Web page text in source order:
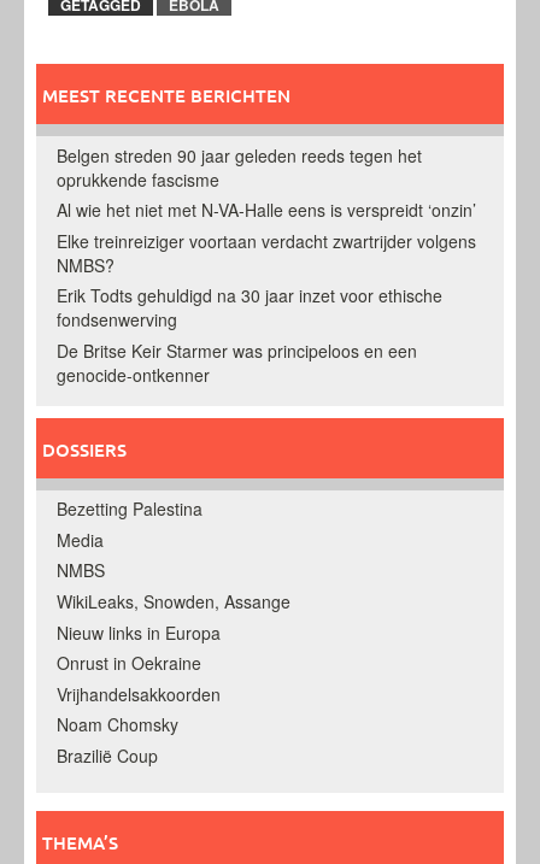
GETAGGED EBOLA
MEEST RECENTE BERICHTEN
Belgen streden 90 jaar geleden reeds tegen het
oprukkende fascisme
Al wie het niet met N-VA-Halle eens is verspreidt ‘onzin’
Elke treinreiziger voortaan verdacht zwartrijder volgens
NMBS?
Erik Todts gehuldigd na 30 jaar inzet voor ethische
fondsenwerving
De Britse Keir Starmer was principeloos en een
genocide-ontkenner
DOSSIERS
Bezetting Palestina
Media
NMBS
WikiLeaks, Snowden, Assange
Nieuw links in Europa
Onrust in Oekraine
Vrijhandelsakkoorden
Noam Chomsky
Brazilië Coup
THEMA’S